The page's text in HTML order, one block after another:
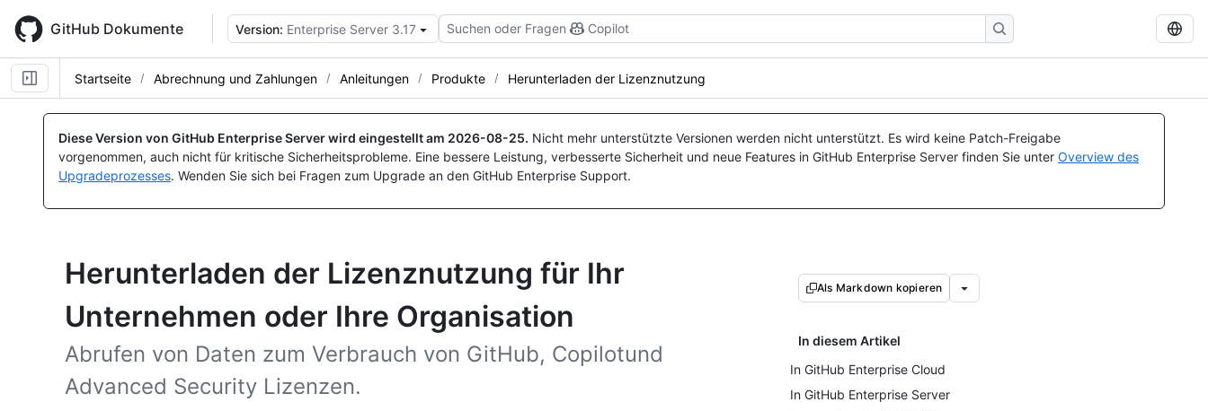
main
content
GitHub Dokumente Version: Enterprise Server 3.17 Suchen oder Fragen Copilot
Startseite Abrechnung und Zahlungen Anleitungen Produkte Herunterladen der Lizenznutzung
Diese Version von GitHub Enterprise Server wird eingestellt am 2026-08-25. Nicht mehr unterstützte Versionen werden nicht unterstützt. Es wird keine Patch-Freigabe
vorgenommen, auch nicht für kritische Sicherheitsprobleme. Eine bessere Leistung, verbesserte Sicherheit und neue Features in GitHub Enterprise Server finden Sie unter Overview des
Upgradeprozesses. Wenden Sie sich bei Fragen zum Upgrade an den GitHub Enterprise Support.
Herunterladen der Lizenznutzung für Ihr
Unternehmen oder Ihre Organisation
Abrufen von Daten zum Verbrauch von GitHub, Copilotund
Advanced Security Lizenzen.
Als Markdown kopieren
In diesem Artikel
In GitHub Enterprise Cloud
In GitHub Enterprise Server